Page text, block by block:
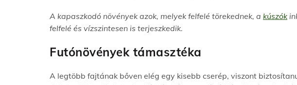
A kapaszkodó növények azok, melyek felfelé törekednek, a kúszók
felfelé és vízszintesen is terjeszkedik.
Futónövények támasztéka
A legtöbb fajtának bőven elég egy kisebb cserép, viszont